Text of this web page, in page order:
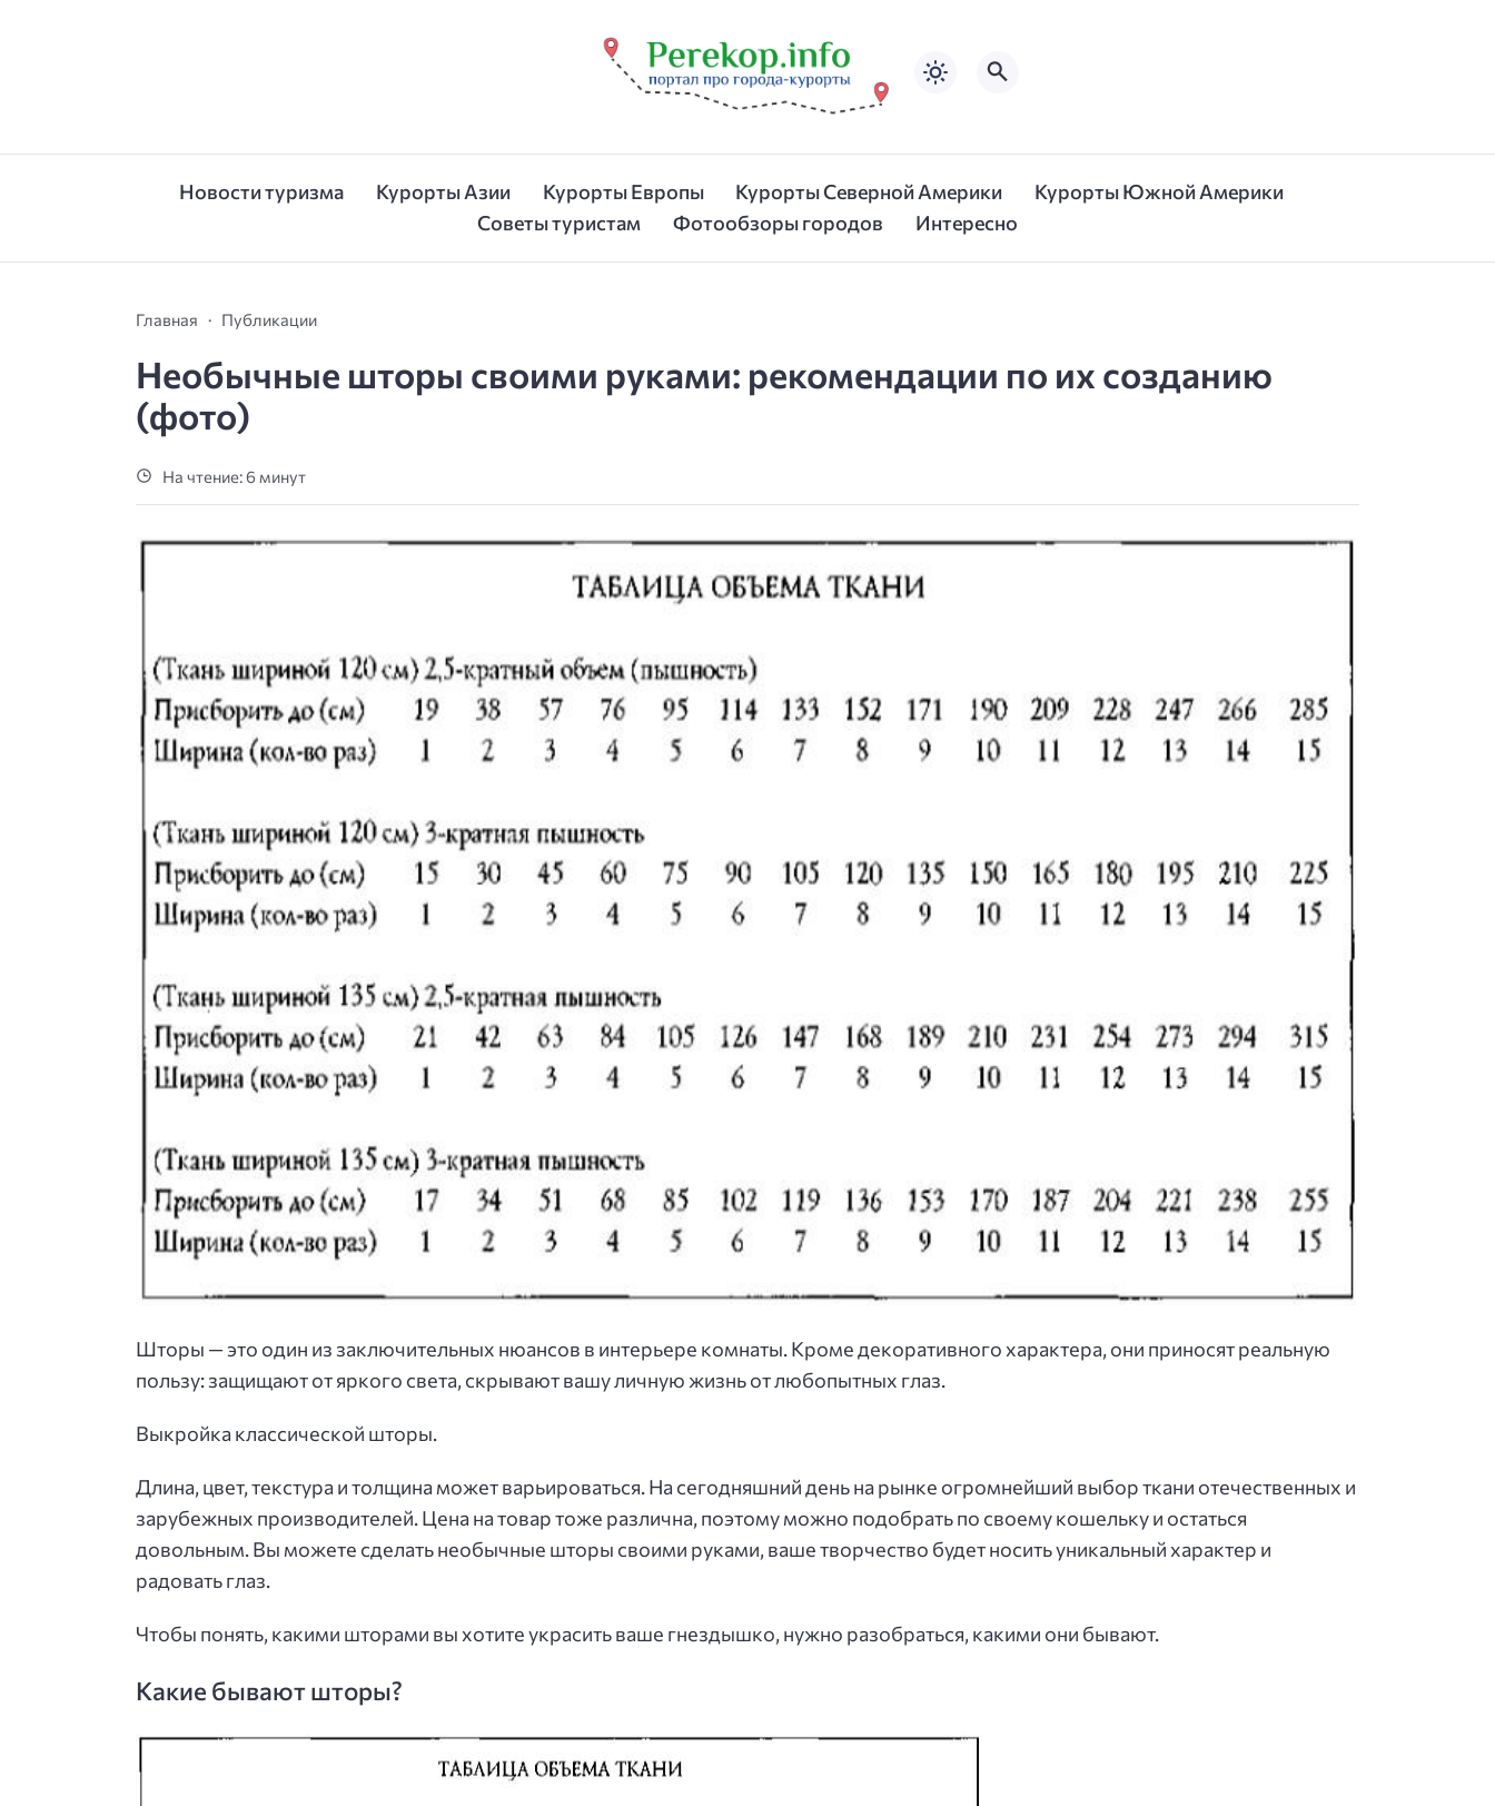
Новости туризма Курорты Азии Курорты Европы Курорты Северной Америки
Курорты Южной Америки
Советы туристам
Фотообзоры городов Интересно
Главная Публикации
Необычные шторы своими руками: рекомендации по их созданию
(фото)
На чтение: 6 минут
Шторы — это один из заключительных нюансов в интерьере комнаты. Кроме декоративного характера, они приносят реальную
пользу: защищают от яркого света, скрывают вашу личную жизнь от любопытных глаз.
Выкройка классической шторы.
Длина, цвет, текстура и толщина может варьироваться. На сегодняшний день на рынке огромнейший выбор ткани отечественных и
зарубежных производителей. Цена на товар тоже различна, поэтому можно подобрать по своему кошельку и остаться
довольным. Вы можете сделать необычные шторы своими руками, ваше творчество будет носить уникальный характер и
радовать глаз.
Чтобы понять, какими шторами вы хотите украсить ваше гнездышко, нужно разобраться, какими они бывают.
Какие бывают шторы?